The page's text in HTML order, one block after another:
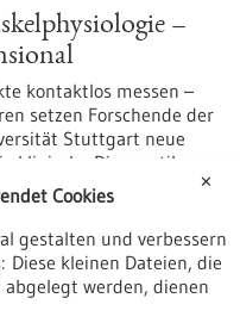
–
kontaktlos messen –
setzen Forschende der
Stuttgart neue
klinische Diagnostik,
Forschung
die-
dreidimensional
✕
Cookies
gestalten und verbessern
Diese kleinen Dateien, die
werden, dienen